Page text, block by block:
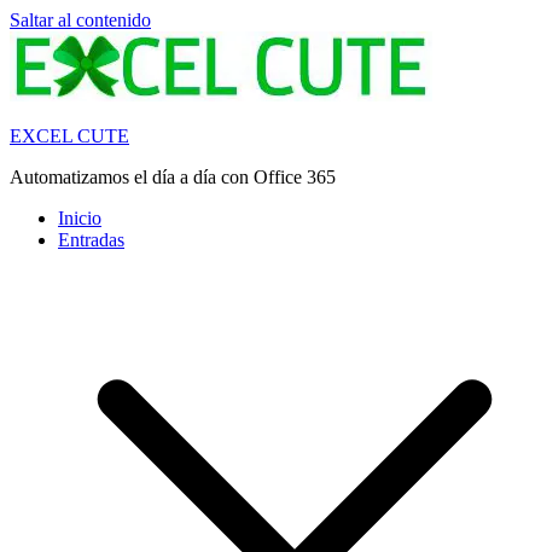
Saltar al contenido
EXCEL CUTE
Automatizamos el día a día con Office 365
Inicio
Entradas